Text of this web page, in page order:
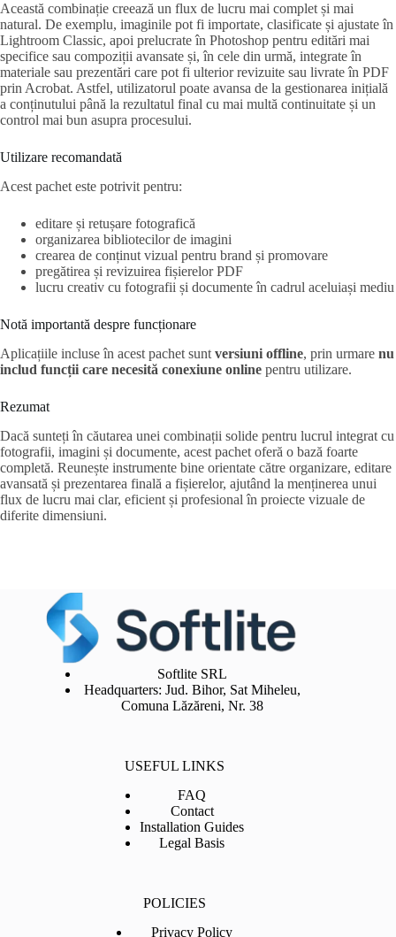
Această combinație creează un flux de lucru mai complet și mai
natural. De exemplu, imaginile pot fi importate, clasificate și ajustate în
Lightroom Classic, apoi prelucrate în Photoshop pentru editări mai
specifice sau compoziții avansate și, în cele din urmă, integrate în
materiale sau prezentări care pot fi ulterior revizuite sau livrate în PDF
prin Acrobat. Astfel, utilizatorul poate avansa de la gestionarea inițială
a conținutului până la rezultatul final cu mai multă continuitate și un
control mai bun asupra procesului.
Utilizare recomandată
Acest pachet este potrivit pentru:
editare și retușare fotografică
organizarea bibliotecilor de imagini
crearea de conținut vizual pentru brand și promovare
pregătirea și revizuirea fișierelor PDF
lucru creativ cu fotografii și documente în cadrul aceluiași mediu
Notă importantă despre funcționare
Aplicațiile incluse în acest pachet sunt versiuni offline, prin urmare nu
includ funcții care necesită conexiune online pentru utilizare.
Rezumat
Dacă sunteți în căutarea unei combinații solide pentru lucrul integrat cu
fotografii, imagini și documente, acest pachet oferă o bază foarte
completă. Reunește instrumente bine orientate către organizare, editare
avansată și prezentarea finală a fișierelor, ajutând la menținerea unui
flux de lucru mai clar, eficient și profesional în proiecte vizuale de
diferite dimensiuni.
Softlite SRL
Headquarters: Jud. Bihor, Sat Miheleu,
Comuna Lăzăreni, Nr. 38
USEFUL LINKS
FAQ
Contact
Installation Guides
Legal Basis
POLICIES
Privacy Policy